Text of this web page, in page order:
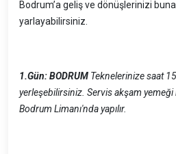
Bodrum’a geliş ve dönüşlerinizi
yarlayabilirsiniz.
1.Gün: BODRUM Teknelerinize saat
yerleşebilirsiniz. Servis akşam yemeği
Bodrum Limanı'nda yapılır.